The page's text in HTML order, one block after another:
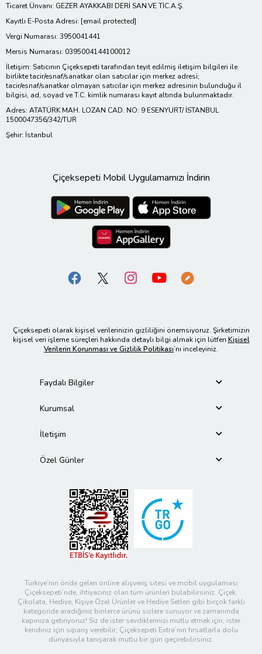
Ticaret Ünvanı: GEZER AYAKKABI DERİ SAN.VE TİC.A.Ş.
Kayıtlı E-Posta Adresi: [email protected]
Vergi Numarası: 3950041441
Mersis Numarası: 0395004144100012
İletişim: Satıcının Çiçeksepeti tarafından teyit edilmiş iletişim bilgileri ile
birlikte tacir/esnaf/sanatkar olan satıcılar için merkez adresi;
tacir/esnaf/sanatkar olmayan satıcılar için merkez adresinin bulunduğu il
bilgisi, ad, soyad ve T.C. kimlik numarası kayıt altında bulunmaktadır.
Adres: ATATÜRK MAH. LOZAN CAD. NO: 9 ESENYURT/ İSTANBUL
1500047356/342/TUR
Şehir: İstanbul
Çiçeksepeti Mobil Uygulamamızı İndirin
Çiçeksepeti olarak kişisel verilerinizin gizliliğini önemsiyoruz. Şirketimizin
kişisel veri işleme süreçleri hakkında detaylı bilgi almak için lütfen Kişisel
Verilerin Korunması ve Gizlilik Politikası’nı inceleyiniz.
Faydalı Bilgiler
Kurumsal
İletişim
Özel Günler
Türkiye’nin önde gelen online alışveriş sitesi ve mobil uygulaması
Çiçeksepeti’nde, ihtiyacınız olan tüm ürünleri bulabilirsiniz. Çiçek,
Çikolata, Hediye, Kişiye Özel Ürünler ve Hediye Setleri gibi birçok farklı
kategoride aradığınız binlerce ürünü sizlere sunuyor ve zamanında
kapınıza getiriyoruz! Siz de ister sevdiklerinizi mutlu etmek için, ister
kendiniz için sipariş verebilir; Çiçeksepeti Extra’nın fırsatlarla dolu
dünyasıyla tanışarak mutlu bir gün geçirebilirsiniz.